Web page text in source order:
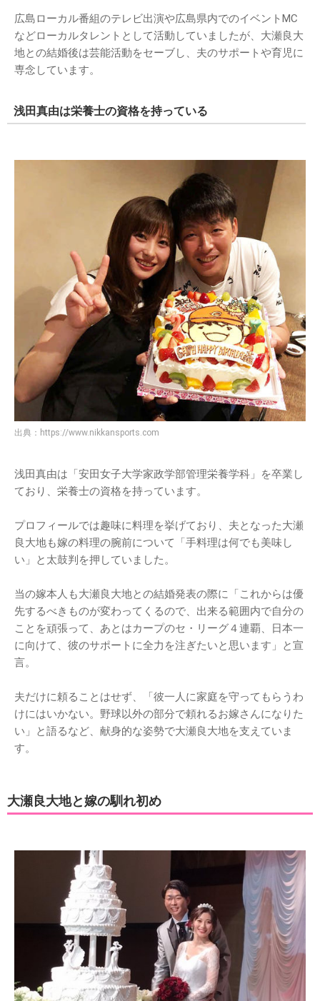
広島ローカル番組のテレビ出演や広島県内でのイベントMC
などローカルタレントとして活動していましたが、大瀬良大
地との結婚後は芸能活動をセーブし、夫のサポートや育児に
専念しています。
浅田真由は栄養士の資格を持っている
出典： https://www.nikkansports.com
浅田真由は「安田女子大学家政学部管理栄養学科」を卒業し
ており、栄養士の資格を持っています。
プロフィールでは趣味に料理を挙げており、夫となった大瀬
良大地も嫁の料理の腕前について「手料理は何でも美味し
い」と太鼓判を押していました。
当の嫁本人も大瀬良大地との結婚発表の際に「これからは優
先するべきものが変わってくるので、出来る範囲内で自分の
ことを頑張って、あとはカープのセ・リーグ４連覇、日本一
に向けて、彼のサポートに全力を注ぎたいと思います」と宣
言。
夫だけに頼ることはせず、「彼一人に家庭を守ってもらうわ
けにはいかない。野球以外の部分で頼れるお嫁さんになりた
い」と語るなど、献身的な姿勢で大瀬良大地を支えていま
す。
大瀬良大地と嫁の馴れ初め